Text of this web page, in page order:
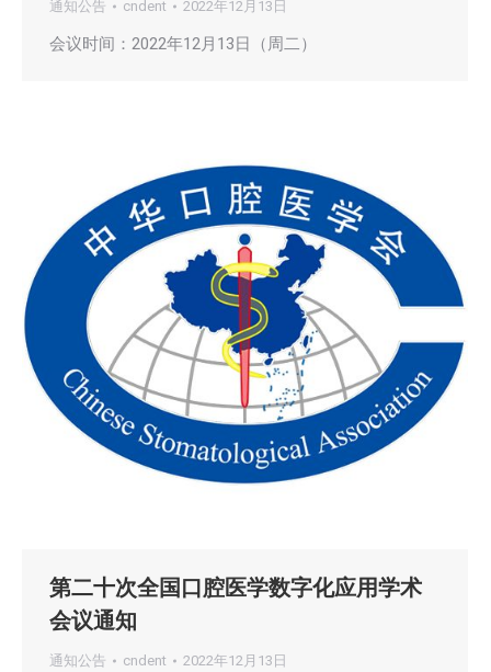
通知公告 cndent 2022年12月13日
会议时间：2022年12月13日（周二）
第二十次全国口腔医学数字化应用学术
会议通知
通知公告 cndent 2022年12月13日